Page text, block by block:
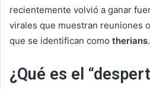
recientemente volvió a ganar
virales que muestran reuniones
que se identifican como therians.
¿Qué es el